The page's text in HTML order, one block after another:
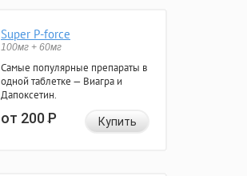
Super P-force
100мг + 60мг
Самые популярные препараты в
одной таблетке — Виагра и
Дапоксетин.
от 200Р Купить